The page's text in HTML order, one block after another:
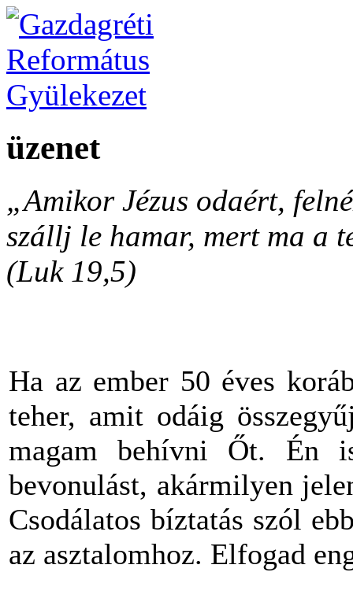
üzenet
„Amikor Jézus odaért,
szállj le hamar, mert ma a
(Luk 19,5)
Ha az ember 50 éves
teher, amit odáig
magam behívni Őt. Én
bevonulást, akármilyen
Csodálatos bíztatás szól
az asztalomhoz. Elfogad